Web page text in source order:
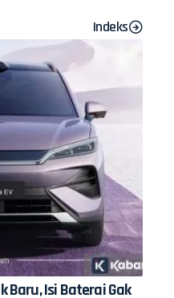
Indeks
Baru, Isi Baterai Gak